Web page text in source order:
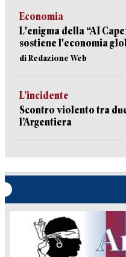
Economia
L'enigma della “AI
sostiene l'economia
di Redazione Web
L’incidente
Scontro violento tra
l’Argentiera